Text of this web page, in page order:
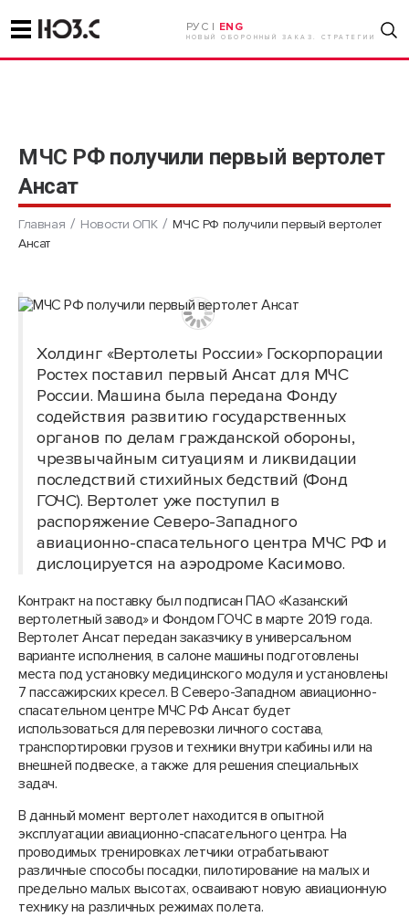
РУС | ENG
НОВЫЙ ОБОРОННЫЙ ЗАКАЗ. СТРАТЕГИИ
МЧС РФ получили первый вертолет
Ансат
Главная Новости ОПК
МЧС РФ получили первый вертолет
Ансат
Холдинг «Вертолеты России» Госкорпорации
Ростех поставил первый Ансат для МЧС
России. Машина была передана Фонду
содействия развитию государственных
органов по делам гражданской обороны,
чрезвычайным ситуациям и ликвидации
последствий стихийных бедствий (Фонд
ГОЧС). Вертолет уже поступил в
распоряжение Северо-Западного
авиационно-спасательного центра МЧС РФ и
дислоцируется на аэродроме Касимово.
Контракт на поставку был подписан ПАО «Казанский
вертолетный завод» и Фондом ГОЧС в марте 2019 года.
Вертолет Ансат передан заказчику в универсальном
варианте исполнения, в салоне машины подготовлены
места под установку медицинского модуля и установлены
7 пассажирских кресел. В Северо-Западном авиационно-
спасательном центре МЧС РФ Ансат будет
использоваться для перевозки личного состава,
транспортировки грузов и техники внутри кабины или на
внешней подвеске, а также для решения специальных
задач.
В данный момент вертолет находится в опытной
эксплуатации авиационно-спасательного центра. На
проводимых тренировках летчики отрабатывают
различные способы посадки, пилотирование на малых и
предельно малых высотах, осваивают новую авиационную
технику на различных режимах полета.